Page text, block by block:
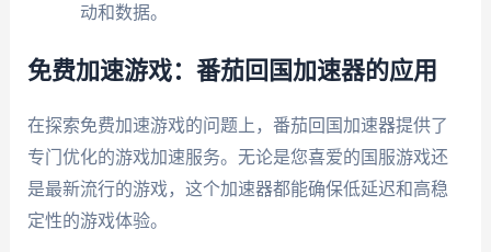
动和数据。
免费加速游戏：番茄回国加速器的应用
在探索免费加速游戏的问题上，番茄回国加速器提供了
专门优化的游戏加速服务。无论是您喜爱的国服游戏还
是最新流行的游戏，这个加速器都能确保低延迟和高稳
定性的游戏体验。